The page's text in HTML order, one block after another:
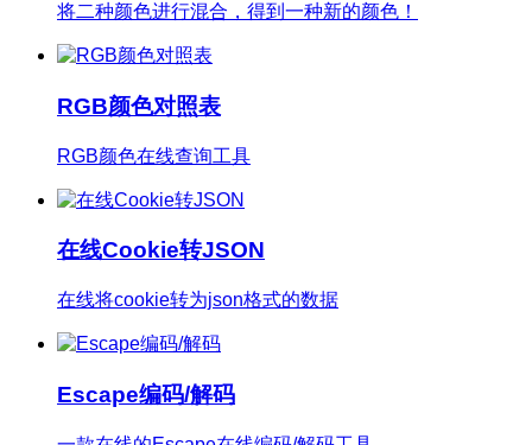
将二种颜色进行混合，得到一种新的颜色！
RGB颜色对照表
RGB颜色在线查询工具
在线Cookie转JSON
在线将cookie转为json格式的数据
Escape编码/解码